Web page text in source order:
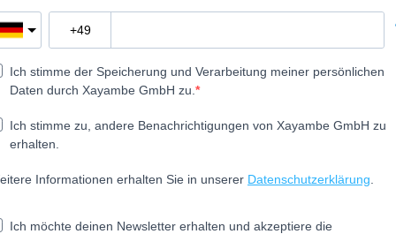
Ich stimme der Speicherung und Verarbeitung meiner persönlichen
Daten durch Xayambe GmbH zu.
Ich stimme zu, andere Benachrichtigungen von Xayambe GmbH zu
erhalten.
Informationen erhalten Sie in unserer Datenschutzerklärung
Ich möchte deinen Newsletter erhalten und akzeptiere die